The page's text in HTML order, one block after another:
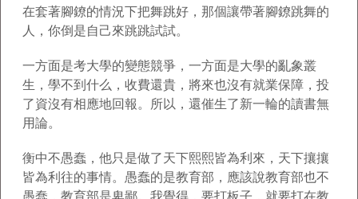
在套著腳鐐的情況下把舞跳好，那個讓帶著腳鐐跳舞的
人，你倒是自己來跳跳試試。
一方面是考大學的變態競爭，一方面是大學的亂象叢
生，學不到什么，收費還貴，將來也沒有就業保障，投
了資沒有相應地回報。所以，還催生了新一輪的讀書無
用論。
衡中不愚蠢，他只是做了天下熙熙皆為利來，天下攘攘
皆為利往的事情。愚蠢的是教育部，應該說教育部也不
愚蠢，教育部是卑鄙。我覺得，要打板子，就要打在教